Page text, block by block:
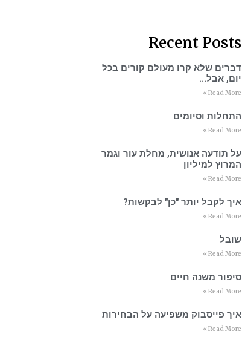
Recent Posts
דברים שלא קרו מעולם קורים בכל
יום, אבל…
Read More »
התחלות וסיומים
Read More »
על תודעה אנושית, מחלת עור וגמר
המרוץ למיליון
Read More »
איך לקבל יותר "כן" לבקשות?
Read More »
שובל
Read More »
סיפור משנה חיים
Read More »
איך פייסבוק משפיעה על הבחירות
Read More »